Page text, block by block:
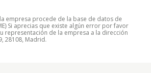
empresa procede de la base de datos de
Si aprecias que existe algún error por favor
representación de la empresa a la dirección
28108, Madrid.